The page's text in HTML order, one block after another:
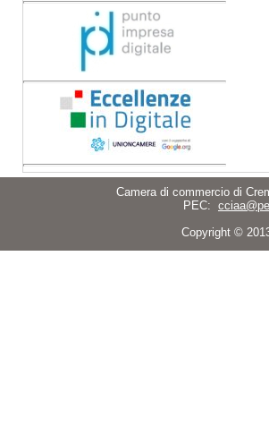
Camera di commercio di
PEC:
Copyright ©